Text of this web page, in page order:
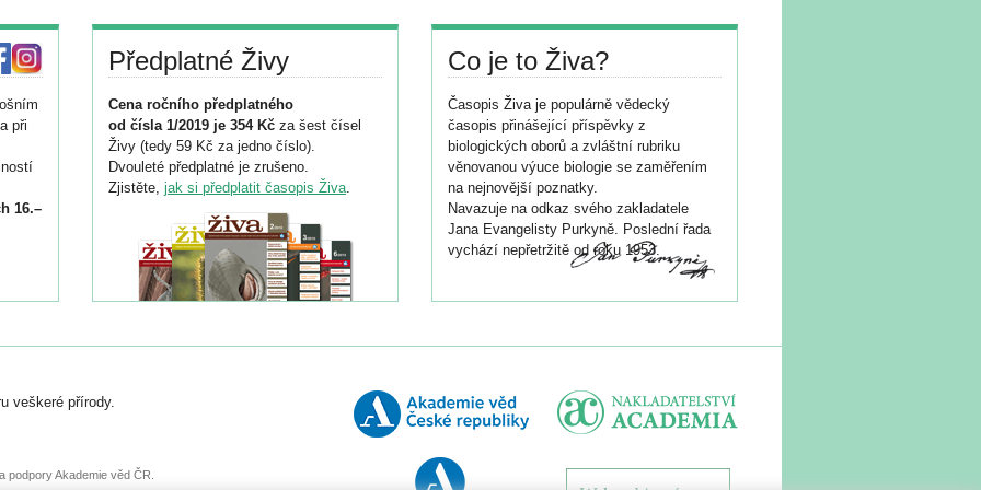
při
16.–
Předplatné Živy
Cena ročního předplatného
od čísla 1/2019 je 354 Kč za šest čísel
Živy (tedy 59 Kč za jedno číslo).
Dvouleté předplatné je zrušeno.
Zjistěte, jak si předplatit časopis Živa.
Co je to Živa?
Časopis Živa je populárně vědecký
časopis přinášející příspěvky z
biologických oborů a zvláštní rubriku
věnovanou výuce biologie se zaměřením
na nejnovější poznatky.
Navazuje na odkaz svého zakladatele
Jana Evangelisty Purkyně. Poslední řada
vychází nepřetržitě od roku 1953.
veškeré přírody.
podpory Akademie věd ČR.